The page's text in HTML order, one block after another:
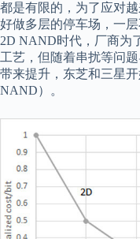
都是有限的，为了应对
好做多层的停车场，一
2D NAND时代，厂商为
工艺，但随着串扰等问
带来提升，东芝和三星
NAND）。